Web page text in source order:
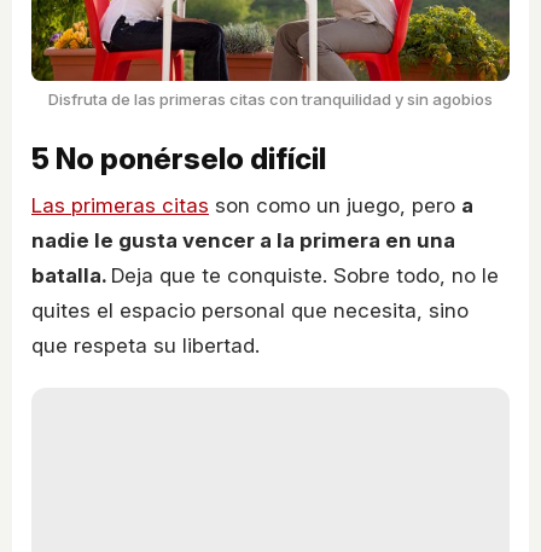
Disfruta de las primeras citas con tranquilidad y sin agobios
5 No ponérselo difícil
Las primeras citas son como un juego, pero a
nadie le gusta vencer a la primera en una
batalla. Deja que te conquiste. Sobre todo, no le
quites el espacio personal que necesita, sino
que respeta su libertad.